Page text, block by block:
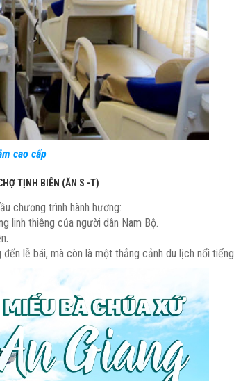
cao cấp
TỊNH BIÊN (ĂN S -T)
chương trình hành hương:
linh thiêng của người dân Nam Bộ.
lễ bái, mà còn là một thắng cảnh du lịch nổi tiếng